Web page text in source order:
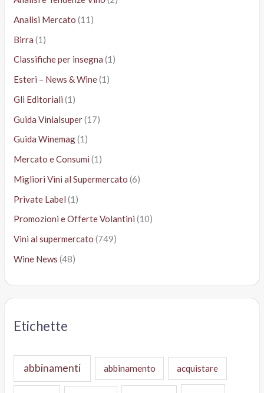
Analisi Mercato (11)
Birra (1)
Classifiche per insegna (1)
Esteri – News & Wine(1)
Gli Editoriali (1)
Guida Vinialsuper(17)
Guida Winemag(1)
Mercato e Consumi (1)
Migliori Vini al Supermercato (6)
Private Label (1)
Promozioni e Offerte Volantini (10)
Vini al supermercato (749)
Wine News (48)
Etichette
abbinamenti abbinamento acquistare